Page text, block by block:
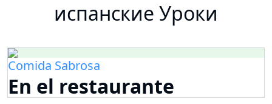
испанские Уроки
Comida Sabrosa
En el restaurante